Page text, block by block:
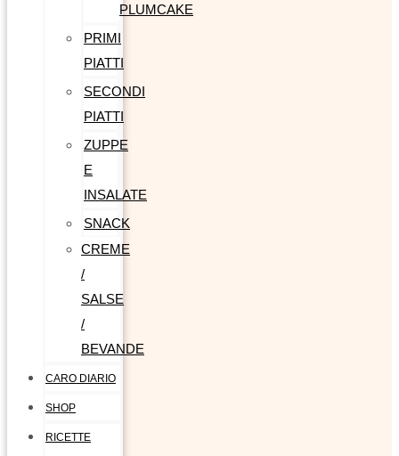
PLUMCAKE
PRIMI
PIATTI
SECONDI
PIATTI
ZUPPE
E
INSALATE
SNACK
CREME
/
SALSE
/
BEVANDE
CARO DIARIO
SHOP
RICETTE